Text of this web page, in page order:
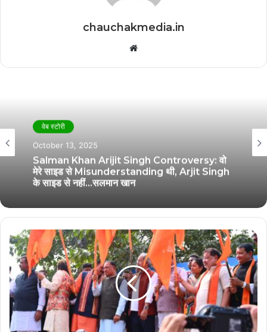
chauchakmedia.in
Website
वेब स्टोरी
October 13, 2025
Salman Khan Arijit Singh Controversy: वो
मेरे साइड से Misunderstanding थी, Arjit Singh
के साइड से नहीं…सलमान खान